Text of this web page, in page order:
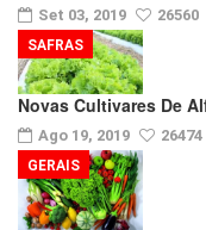
Set 03, 2019 26560
Novas Cultivares De
Ago 19, 2019 26474
SAFRAS
GERAIS